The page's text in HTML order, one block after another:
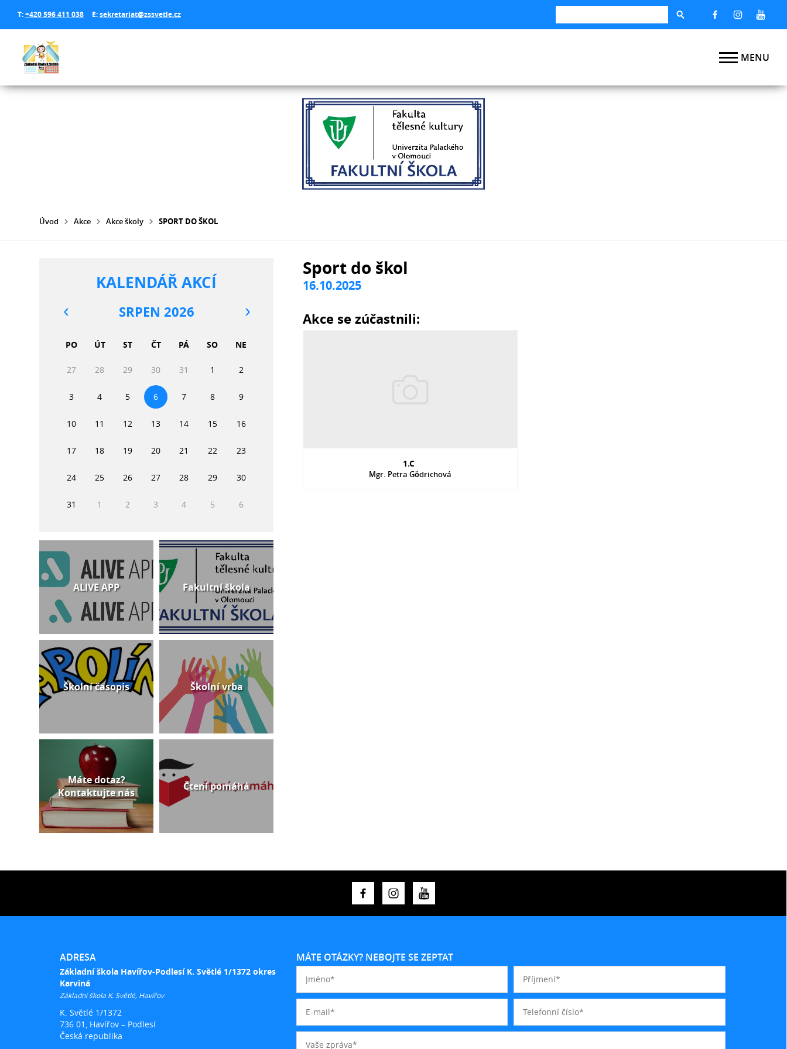
T:+420 596 411 038 E:sekretariat@zssvetle.cz
Úvod Akce Akce školy SPORT DO ŠKOL
Sport do škol
16.10.2025
Akce se zúčastnili:
1.C
Mgr. Petra Gödrichová
KALENDÁŘ AKCÍ
SRPEN 2026
PO ÚT ST ČT PÁ SO NE
27 28 29 30 31 1 2
3 4 5 6 7 8 9
10 11 12 13 14 15 16
17 18 19 20 21 22 23
24 25 26 27 28 29 30
31 1 2 3 4 5 6
ALIVE APP Fakultní škola
Školní časopis Školní vrba
Máte dotaz?
Kontaktujte nás
Čtení pomáhá
ADRESA
Základní škola Havířov-Podlesí K. Světlé 1/1372 okres
Karviná
Základní škola K. Světlé, Havířov
K. Světlé 1/1372
736 01, Havířov – Podlesí
Česká republika
MÁTE OTÁZKY? NEBOJTE SE ZEPTAT